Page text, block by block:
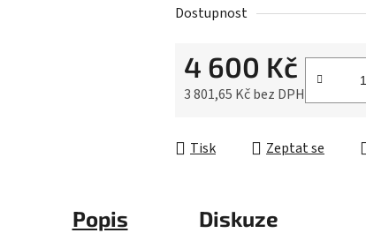
z
hvězdiček.
Dostupnost
4 600 Kč
3 801,65 Kč bez DPH
Tisk Zeptat se
Popis Diskuze